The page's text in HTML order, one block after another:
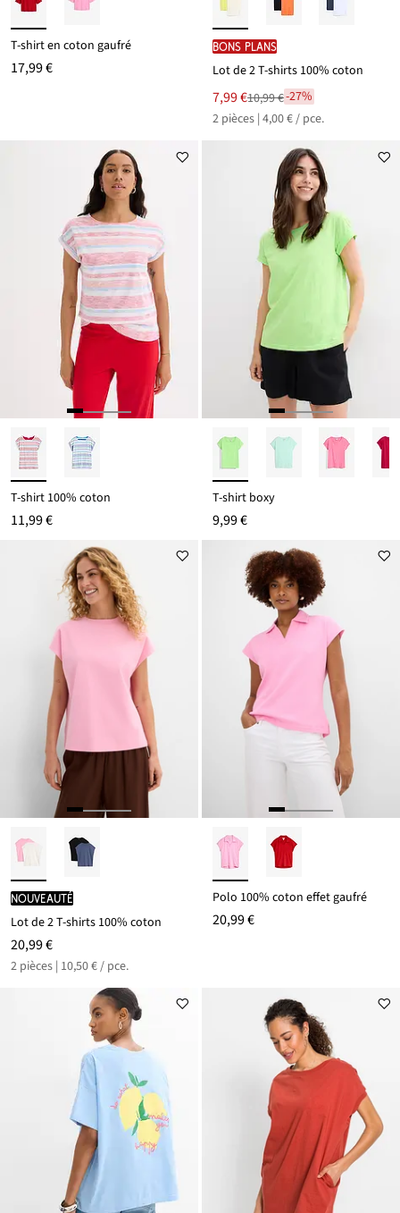
T-shirt en coton gaufré
17,99 €
BONS PLANS
Lot de 2 T-shirts 100% coton
Le
nouveau
prix
7,99 €
Remise
à
10,99 €-27%
2 pièces | 4,00 € / pce.
T-shirt 100% coton
11,99 €
T-shirt boxy
9,99 €
Nouveauté
Lot de 2 T-shirts 100% coton
20,99 €
2 pièces | 10,50 € / pce.
Polo 100% coton effet gaufré
20,99 €